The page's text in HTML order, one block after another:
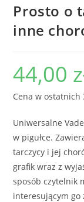
Prosto o
inne
44,00
Cena w ostatnich
Uniwersalne
w pigułce.
tarczycy i jej
grafik wraz z
sposób czytelnik
interesującym go